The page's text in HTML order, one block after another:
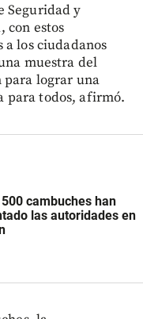
Seguridad y
con estos
a los ciudadanos
muestra del
lograr una
para todos, afirmó.
cambuches han
las autoridades en